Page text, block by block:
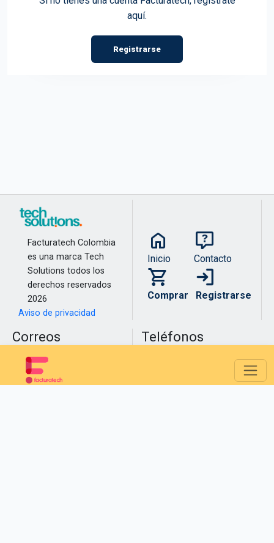
aquí.
Registrarse
Facturatech Colombia
es una marca Tech
Solutions todos los
derechos reservados
2026
Aviso de privacidad
Inicio Contacto
Comprar Registrarse
Correos
Electrónicos
info@facturatech.co
soporte@facturatech.co
Teléfonos
Cali(602) 389 60 00